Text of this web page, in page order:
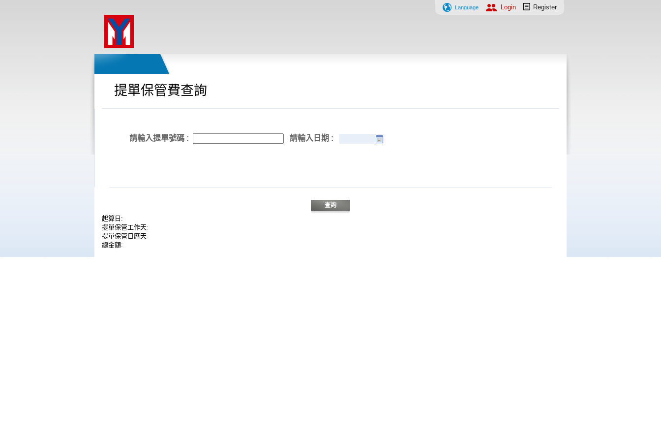
Language Login Register
提單保管費查詢
請輸入提單號碼 : 請輸入日期 :
起算日:
提單保管工作天:
提單保管日曆天:
總金額: